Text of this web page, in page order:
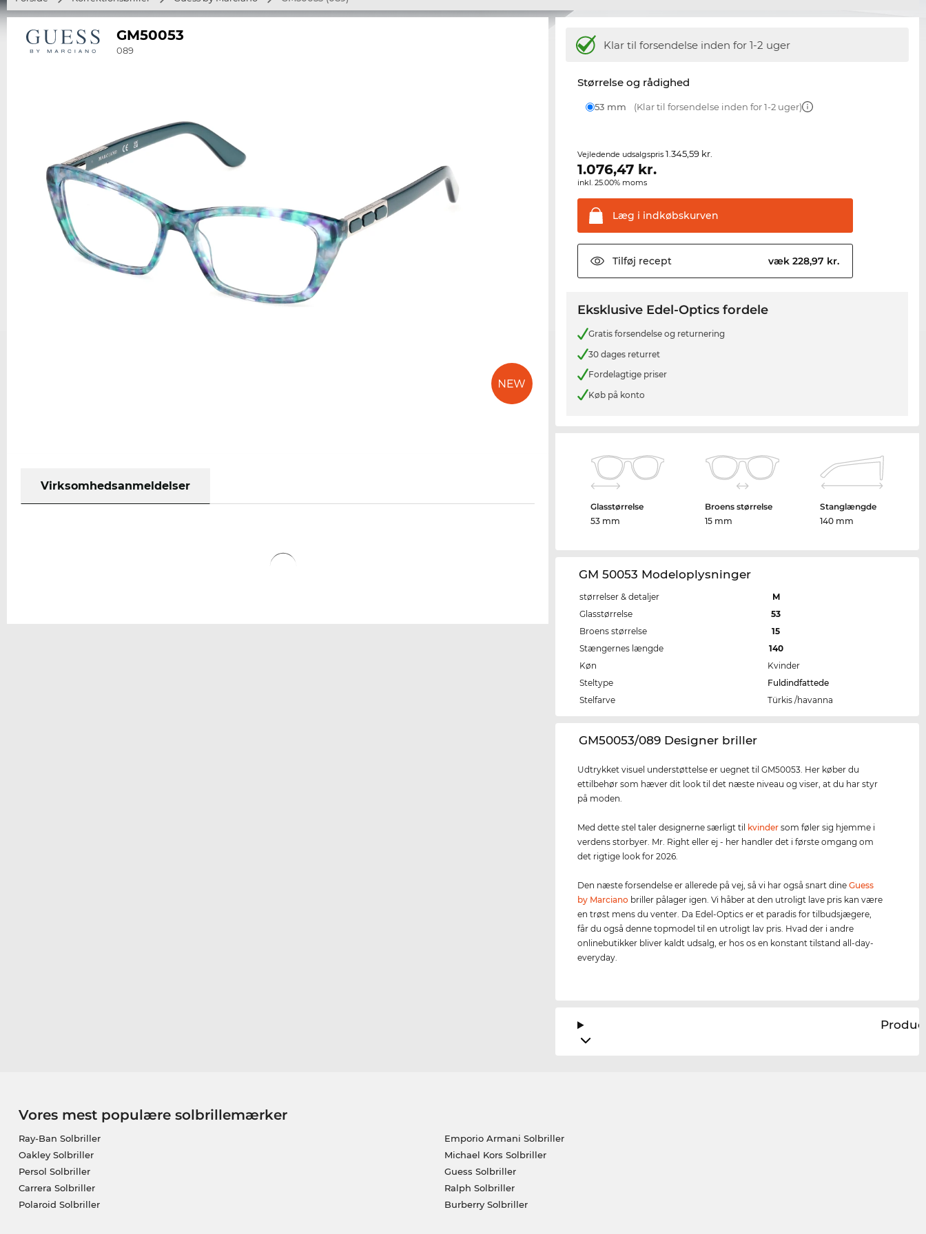
GM50053
089
Virksomhedsanmeldelser
Klar til forsendelse inden for 1-2 uger
Størrelse og rådighed
53 mm (Klar til forsendelse inden for 1-2 uger)
Vejledende udsalgspris1.345,59 kr.
1.076,47 kr.
inkl. 25.00% moms
Læg i indkøbskurven
Tilføj recept væk 228,97 kr.
Eksklusive Edel-Optics fordele
Gratis forsendelse og returnering
30 dages returret
Fordelagtige priser
Køb på konto
Glasstørrelse
53 mm
Broens størrelse
15 mm
Stanglængde
140 mm
GM 50053 Modeloplysninger
størrelser & detaljer
M
Glasstørrelse
53
Broens størrelse
15
Stængernes længde
140
Køn
Kvinder
Steltype
Fuldindfattede
Stelfarve
Türkis /havanna
‌GM50053/089 Designer briller
Udtrykket visuel understøttelse er uegnet til GM50053. Her køber du
ettilbehør som hæver dit look til det næste niveau og viser, at du har styr
på moden.
Med dette stel taler designerne særligt til kvinder som føler sig hjemme i
verdens storbyer. Mr. Right eller ej - her handler det i første omgang om
det rigtige look for 2026.
Den næste forsendelse er allerede på vej, så vi har også snart dineGuess
by Marciano briller pålager igen. Vi håber at den utroligt lave pris kan være
en trøst mens du venter. Da Edel-Optics er et paradis for tilbudsjægere,
får du også denne topmodel til en utroligt lav pris. Hvad der i andre
onlinebutikker bliver kaldt udsalg, er hos os en konstant tilstand all-day-
everyday.
Vores mest populære solbrillemærker
Ray-Ban Solbriller
Oakley Solbriller
Persol Solbriller
Carrera Solbriller
Polaroid Solbriller
Emporio Armani Solbriller
Michael Kors Solbriller
Guess Solbriller
Ralph Solbriller
Burberry Solbriller